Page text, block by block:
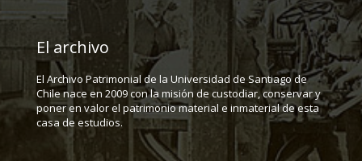
El archivo
El Archivo Patrimonial de la Universidad de Santiago de
Chile nace en 2009 con la misión de custodiar, conservar y
poner en valor el patrimonio material e inmaterial de esta
casa de estudios.